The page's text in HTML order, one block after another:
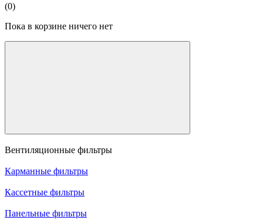
(0)
Пока в корзине ничего нет
Вентиляционные фильтры
Карманные фильтры
Кассетные фильтры
Панельные фильтры